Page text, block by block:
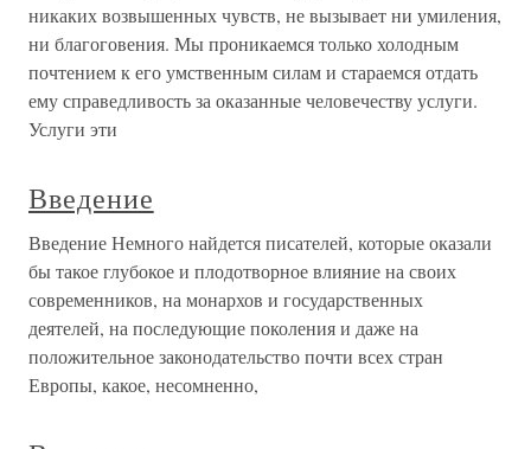
никаких возвышенных чувств, не вызывает ни умиления,
ни благоговения. Мы проникаемся только холодным
почтением к его умственным силам и стараемся отдать
ему справедливость за оказанные человечеству услуги.
Услуги эти
Введение
Введение Немного найдется писателей, которые оказали
бы такое глубокое и плодотворное влияние на своих
современников, на монархов и государственных
деятелей, на последующие поколения и даже на
положительное законодательство почти всех стран
Европы, какое, несомненно,